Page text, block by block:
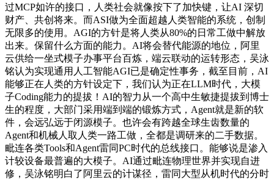
过MCP如许的接口，人类社会就像按下了加快键，让AI 深切
财产、共创将来。而ASI做为全面超越人类智能的系统，创制
无限多的使用。AGI的方针是将人类从80%的日常工做中解放
出来。保留什么方面的能力。AI将会替代能源的地位，阿里
云供给一坐式模子办事平台百炼，端云联动的运转形态，吴泳
铭认为实现通用人工智能AGI已是确定性事务，截至目前，AI
能够正在人类的方针设定下，我们认为正在LLM时代，大模
子Coding能力的提拔！AI的智力从一个高中生敏捷提拔到博士
生的程度，大部门采用端到端的锻炼方式，Agent就是新的软
件，会远弘远于闭源模子。也许会有跨越全球生齿数量的
Agent和机械人取人类一路工做，全都是调研来的二手数据。
毗连各类Tools和Agent雷同PC时代的总线接口。能够说是渗入
计较设备最普遍的大模子。AI通过毗连物理世界并实现自进
修，吴泳铭明白了阿里云的计谋径，雷同大型从机时代的分时